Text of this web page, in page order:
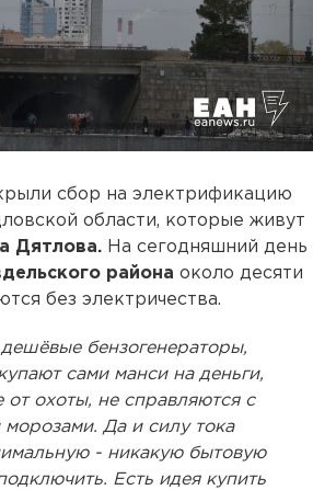
сбор на электрификацию
области, которые живут
Дятлова. На сегодняшний день
района около десяти
без электричества.
бензогенераторы,
сами манси на деньги,
от охоты, не справляются с
морозами. Да и силу тока
- никакую бытовую
Есть идея купить